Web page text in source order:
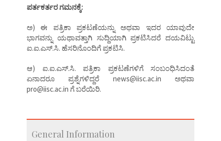
ಪರ್ತಕರ್ತರ ಗಮನಕ್ಕೆ:
ಅ) ಈ ಪತ್ರಿಕಾ ಪ್ರಕಟಣೆಯನ್ನು ಅಥವಾ ಇದರ ಯಾವುದೇ
ಭಾಗವನ್ನು ಯಥಾವತ್ತಾಗಿ ಸುದ್ದಿಯಾಗಿ ಪ್ರಕಟಿಸಿದರೆ ದಯವಿಟ್ಟು
ಐ.ಐ.ಎಸ್.ಸಿ. ಹೆಸರಿನೊಂದಿಗೆ ಪ್ರಕಟಿಸಿ.
ಆ) ಐ.ಐ.ಎಸ್.ಸಿ. ಪತ್ರಿಕಾ ಪ್ರಕಟಣೆಗಳಿಗೆ ಸಂಬಂಧಿಸಿದಂತೆ
ಏನಾದರೂ ಪ್ರಶ್ನೆಗಳಿದ್ದರೆ news@iisc.ac.in ಅಥವಾ
pro@iisc.ac.in ಗೆ ಬರೆಯಿರಿ.
General Information